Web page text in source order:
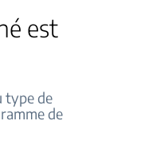
est
type de
de